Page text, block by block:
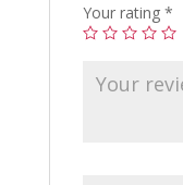
Your rating *